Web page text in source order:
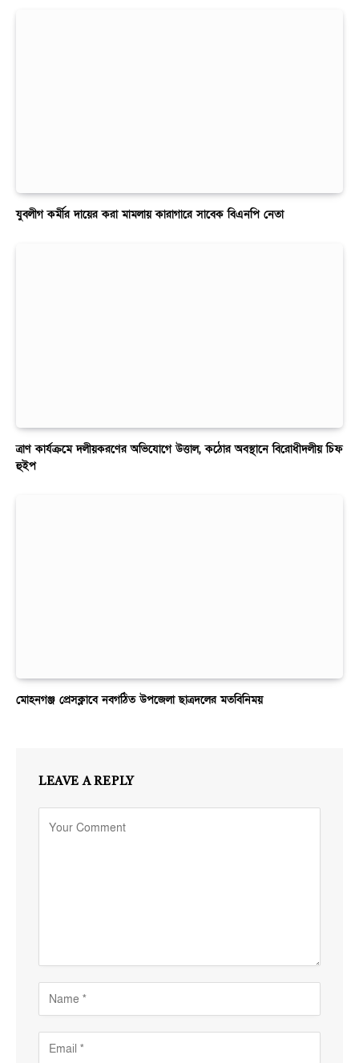
যুবলীগ কর্মীর দায়ের করা মামলায় কারাগারে সাবেক বিএনপি নেতা
ত্রাণ কার্যক্রমে দলীয়করণের অভিযোগে উত্তাল, কঠোর অবস্থানে বিরোধীদলীয় চিফ
হুইপ
মোহনগঞ্জ প্রেসক্লাবে নবগঠিত উপজেলা ছাত্রদলের মতবিনিময়
LEAVE A REPLY